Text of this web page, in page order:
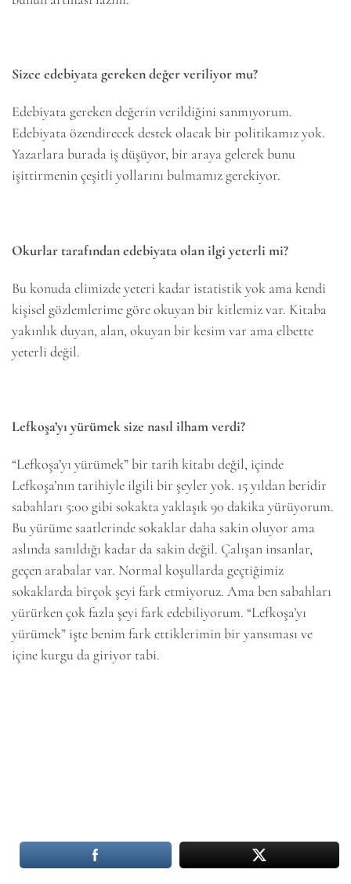
Sizce edebiyata gereken değer veriliyor mu?
Edebiyata gereken değerin verildiğini sanmıyorum.
Edebiyata özendirecek destek olacak bir politikamız yok.
Yazarlara burada iş düşüyor, bir araya gelerek bunu
işittirmenin çeşitli yollarını bulmamız gerekiyor.
Okurlar tarafından edebiyata olan ilgi yeterli mi?
Bu konuda elimizde yeteri kadar istatistik yok ama kendi
kişisel gözlemlerime göre okuyan bir kitlemiz var. Kitaba
yakınlık duyan, alan, okuyan bir kesim var ama elbette
yeterli değil.
Lefkoşa’yı yürümek size nasıl ilham verdi?
“Lefkoşa’yı yürümek” bir tarih kitabı değil, içinde
Lefkoşa’nın tarihiyle ilgili bir şeyler yok. 15 yıldan beridir
sabahları 5:00 gibi sokakta yaklaşık 90 dakika yürüyorum.
Bu yürüme saatlerinde sokaklar daha sakin oluyor ama
aslında sanıldığı kadar da sakin değil. Çalışan insanlar,
geçen arabalar var. Normal koşullarda geçtiğimiz
sokaklarda birçok şeyi fark etmiyoruz. Ama ben sabahları
yürürken çok fazla şeyi fark edebiliyorum. “Lefkoşa’yı
yürümek” işte benim fark ettiklerimin bir yansıması ve
içine kurgu da giriyor tabi.